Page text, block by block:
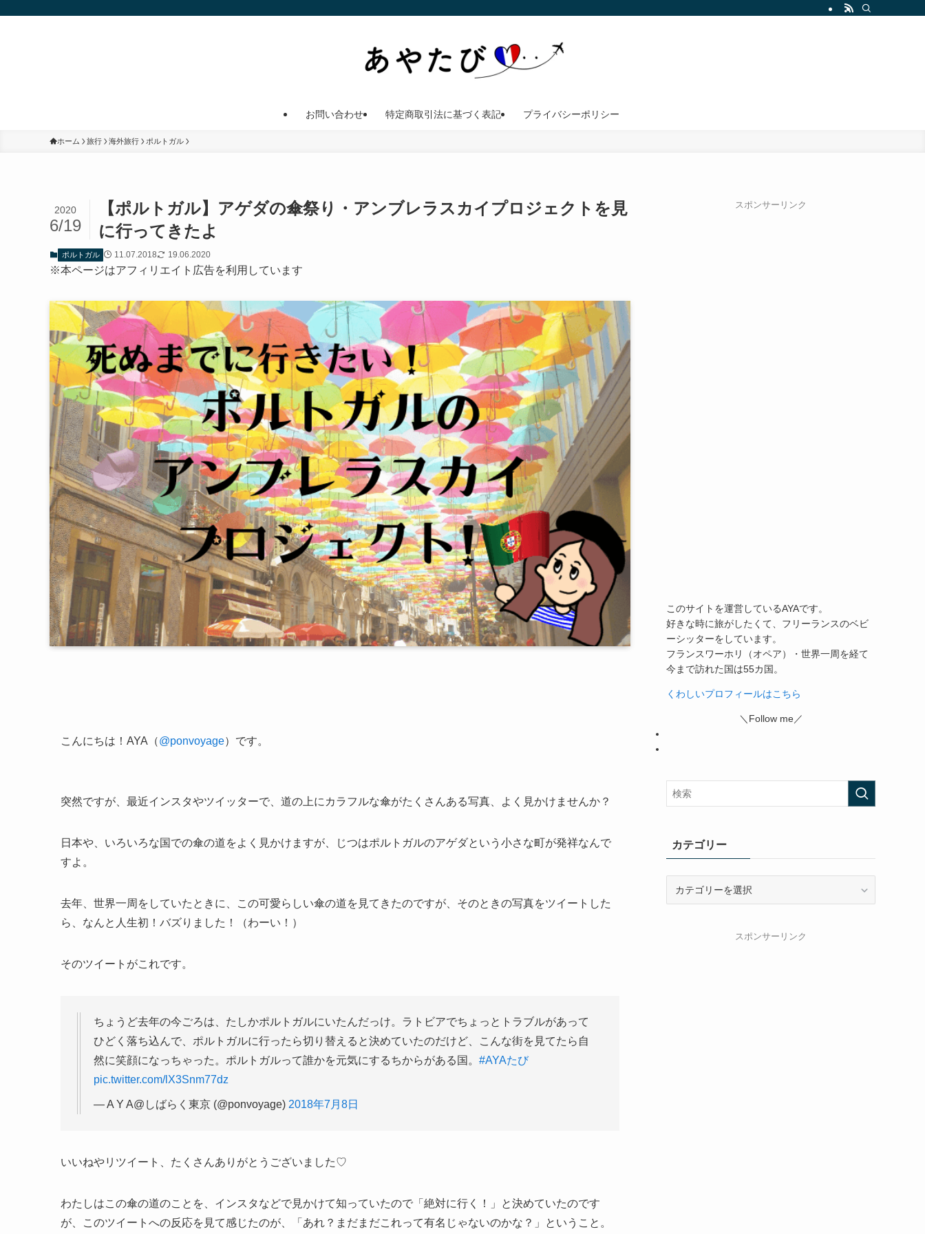
お問い合わせ 特定商取引法に基づく表記 プライバシーポリシー
ホーム 旅行 海外旅行 ポルトガル
【ポルトガル】アゲダの傘祭り・アンブレラスカイプロジェクトを見
に行ってきたよ
2020
6/19
ポルトガル 11.07.2018 19.06.2020
※本ページはアフィリエイト広告を利用しています
こんにちは！AYA（@ponvoyage）です。
突然ですが、最近インスタやツイッターで、道の上にカラフルな傘がたくさんある写真、よく見かけませんか？
日本や、いろいろな国での傘の道をよく見かけますが、じつはポルトガルのアゲダという小さな町が発祥なんで
すよ。
去年、世界一周をしていたときに、この可愛らしい傘の道を見てきたのですが、そのときの写真をツイートした
ら、なんと人生初！バズりました！（わーい！）
そのツイートがこれです。
ちょうど去年の今ごろは、たしかポルトガルにいたんだっけ。ラトビアでちょっとトラブルがあって
ひどく落ち込んで、ポルトガルに行ったら切り替えると決めていたのだけど、こんな街を見てたら自
然に笑顔になっちゃった。ポルトガルって誰かを元気にするちからがある国。 #AYAたび
pic.twitter.com/lX3Snm77dz
— A Y A@しばらく東京 (@ponvoyage) 2018年7月8日
いいねやリツイート、たくさんありがとうございました♡
わたしはこの傘の道のことを、インスタなどで見かけて知っていたので「絶対に行く！」と決めていたのです
が、このツイートへの反応を見て感じたのが、「あれ？まだまだこれって有名じゃないのかな？」ということ。
スポンサーリンク
このサイトを運営しているAYAです。
好きな時に旅がしたくて、フリーランスのベビ
ーシッターをしています。
フランスワーホリ（オペア）・世界一周を経て
今まで訪れた国は55カ国。
くわしいプロフィールはこちら
＼Follow me／
カテゴリー
スポンサーリンク